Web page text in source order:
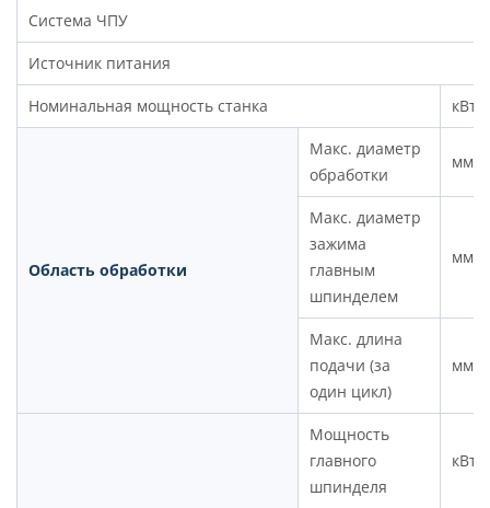
Система ЧПУ
Источник питания
Номинальная мощность станка кВт
Область обработки
Макс. диаметр
обработки
мм
Макс. диаметр
зажима
главным
шпинделем
мм
Макс. длина
подачи (за
один цикл)
мм
Мощность
главного
шпинделя
кВт